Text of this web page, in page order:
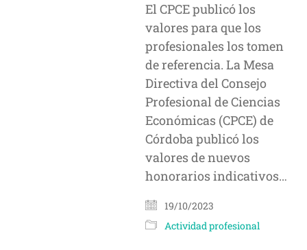
El CPCE publicó los
valores para que los
profesionales los tomen
de referencia. La Mesa
Directiva del Consejo
Profesional de Ciencias
Económicas (CPCE) de
Córdoba publicó los
valores de nuevos
honorarios indicativos…
19/10/2023
Actividad profesional